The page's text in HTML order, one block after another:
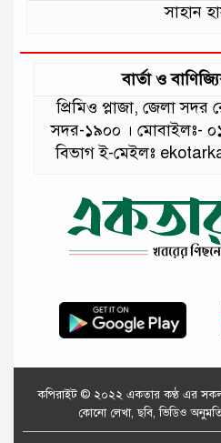
সাহান
বার্তা ও
প্রিমিও প্লাজা, জেলা সদর
সদর-১৯০০ । মোবাইলঃ-
বিভাগ ই-মেইলঃ
কপিরাইট © ২০২২ একতার কণ্ঠ এর সকল
কোনো লেখা, ছবি, ভিডিও